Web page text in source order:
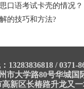
口语考试卡壳的情况？
的技巧和方法?
13283836818 / 0371-
市大学路80号华城国
新区长椿路升龙又一